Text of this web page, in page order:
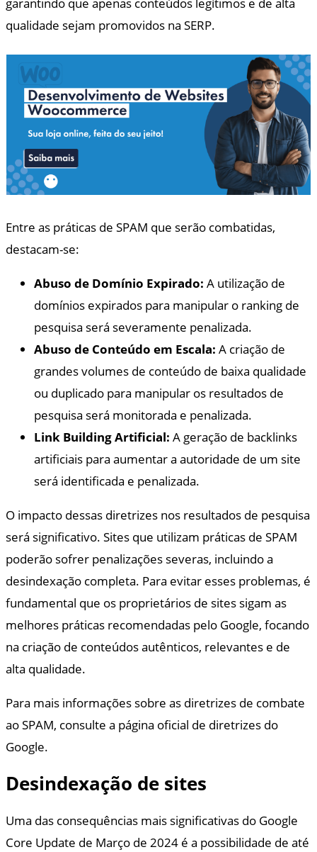
qualidade sejam promovidos na SERP.
Entre as práticas de SPAM que serão combatidas,
destacam-se:
Abuso de Domínio Expirado: A utilização de
domínios expirados para manipular o ranking de
pesquisa será severamente penalizada.
Abuso de Conteúdo em Escala: A criação de
grandes volumes de conteúdo de baixa qualidade
ou duplicado para manipular os resultados de
pesquisa será monitorada e penalizada.
Link Building Artificial: A geração de backlinks
artificiais para aumentar a autoridade de um site
será identificada e penalizada.
O impacto dessas diretrizes nos resultados de pesquisa
será significativo. Sites que utilizam práticas de SPAM
poderão sofrer penalizações severas, incluindo a
desindexação completa. Para evitar esses problemas, é
fundamental que os proprietários de sites sigam as
melhores práticas recomendadas pelo Google, focando
na criação de conteúdos autênticos, relevantes e de
alta qualidade.
Para mais informações sobre as diretrizes de combate
ao SPAM, consulte a página oficial de diretrizes do
Google.
Desindexação de sites
Uma das consequências mais significativas do Google
Core Update de Março de 2024 é a possibilidade de até